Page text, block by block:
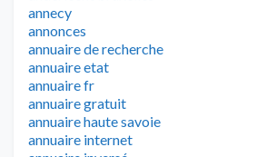
annecy
annonces
annuaire de recherche
annuaire etat
annuaire fr
annuaire gratuit
annuaire haute savoie
annuaire internet